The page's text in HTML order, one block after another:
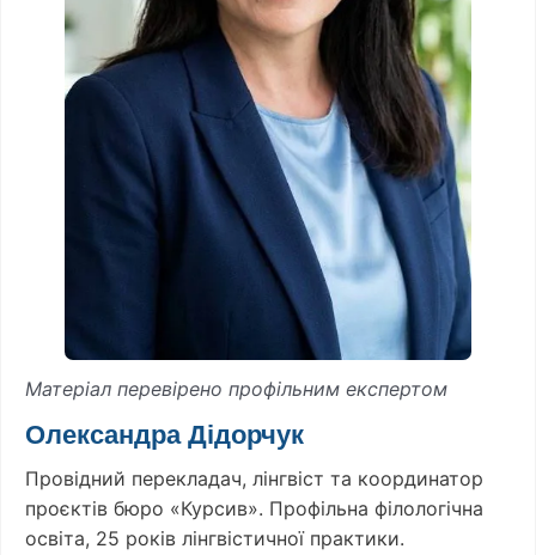
Матеріал перевірено профільним експертом
Олександра Дідорчук
Провідний перекладач, лінгвіст та координатор
проєктів бюро «Курсив». Профільна філологічна
освіта, 25 років лінгвістичної практики.